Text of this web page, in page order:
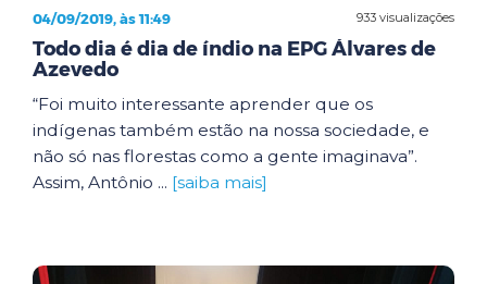
933 visualizações
04/09/2019, às 11:49
Todo dia é dia de índio na EPG Álvares de
Azevedo
“Foi muito interessante aprender que os
indígenas também estão na nossa sociedade, e
não só nas florestas como a gente imaginava”.
Assim, Antônio ... [saiba mais]